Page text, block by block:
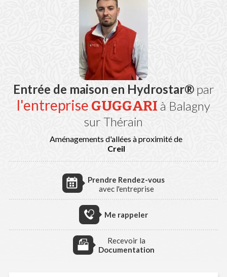
Entrée de maison en Hydrostar®par
l'entreprise GUGGARI à Balagny
sur Thérain
Aménagements d'allées à proximité de
Creil
Prendre Rendez-vous
avec l'entreprise
Me rappeler
Recevoir la
Documentation